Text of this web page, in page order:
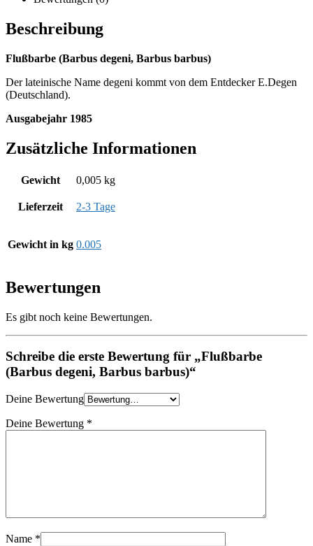
Beschreibung
Flußbarbe (Barbus degeni, Barbus barbus)
Der lateinische Name degeni kommt von dem Entdecker E.Degen
(Deutschland).
Ausgabejahr 1985
Zusätzliche Informationen
Gewicht 0,005 kg
Lieferzeit 2-3 Tage
Gewicht in kg 0.005
Bewertungen
Es gibt noch keine Bewertungen.
Schreibe die erste Bewertung für „Flußbarbe
(Barbus degeni, Barbus barbus)“
Deine Bewertung
Deine Bewertung *
Name *